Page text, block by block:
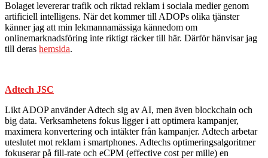
Bolaget levererar trafik och riktad reklam i sociala medier genom
artificiell intelligens. När det kommer till ADOPs olika tjänster
känner jag att min lekmannamässiga kännedom om
onlinemarknadsföring inte riktigt räcker till här. Därför hänvisar jag
till deras hemsida.
Adtech JSC
Likt ADOP använder Adtech sig av AI, men även blockchain och
big data. Verksamhetens fokus ligger i att optimera kampanjer,
maximera konvertering och intäkter från kampanjer. Adtech arbetar
uteslutet mot reklam i smartphones. Adtechs optimeringsalgoritmer
fokuserar på fill-rate och eCPM (effective cost per mille) en